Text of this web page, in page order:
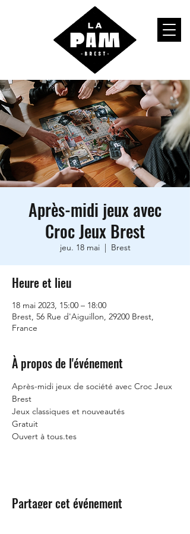
Après-midi jeux avec
Croc Jeux Brest
jeu. 18 mai
  |
Brest
Heure et lieu
18 mai 2023, 15:00 – 18:00
Brest, 56 Rue d'Aiguillon, 29200 Brest,
France
À propos de l'événement
Après-midi jeux de société avec Croc Jeux
Brest
Jeux classiques et nouveautés
Gratuit
Ouvert à tous.tes
Partager cet événement